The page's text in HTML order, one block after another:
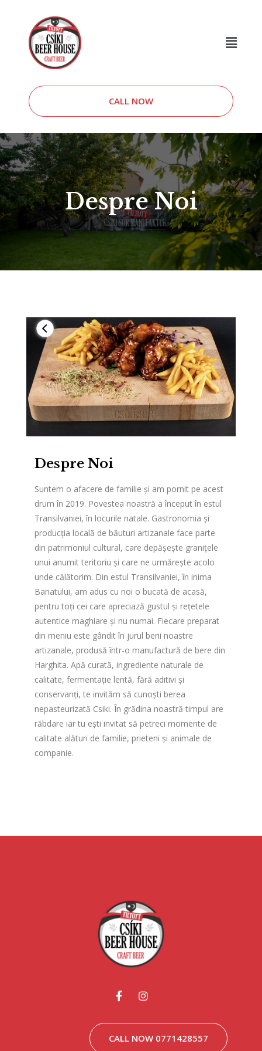
CALL NOW
Despre Noi
Despre Noi
Suntem o afacere de familie și am pornit pe acest
drum în 2019. Povestea noastră a început în estul
Transilvaniei, în locurile natale. Gastronomia și
producția locală de băuturi artizanale face parte
din patrimoniul cultural, care depășește granițele
unui anumit teritoriu și care ne urmărește acolo
unde călătorim. Din estul Transilvaniei, în inima
Banatului, am adus cu noi o bucată de acasă,
pentru toți cei care apreciază gustul și rețetele
autentice maghiare și nu numai. Fiecare preparat
din meniu este gândit în jurul berii noastre
artizanale, produsă într-o manufactură de bere din
Harghita. Apă curată, ingrediente naturale de
calitate, fermentație lentă, fără aditivi și
conservanți, te invităm să cunoști berea
nepasteurizată Csiki. În grădina noastră timpul are
răbdare iar tu ești invitat să petreci momente de
calitate alături de familie, prieteni și animale de
companie.
CALL NOW 0771428557